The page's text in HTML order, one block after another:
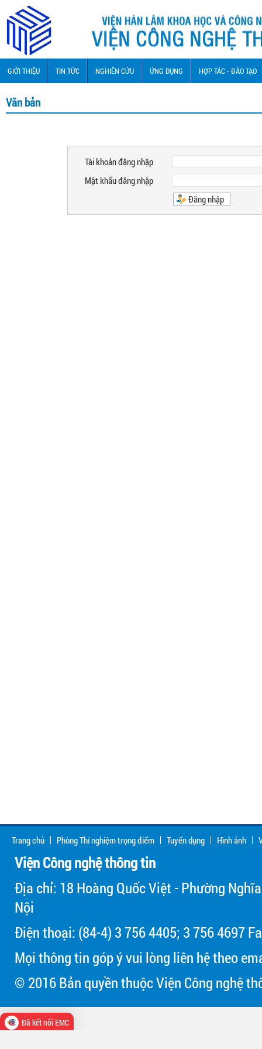
GIỚI THIỆU TIN TỨC NGHIÊN CỨU ỨNG DỤNG HỢP TÁC - ĐÀO TẠO
Văn bản
Tài khoản đăng nhập
Mật khẩu đăng nhập
Đăng nhập
Trang chủ Phòng Thí nghiệm trọng điểm Tuyển dụng Hình ảnh
Viện Công nghệ thông tin
Địa chỉ: 18 Hoàng Quốc Việt - Phường
Nội
Điện thoại: (84-4) 3 756 4405; 3 756 4697
Mọi thông tin góp ý vui lòng liên hệ theo
© 2016 Bản quyền thuộc Viện Công nghệ
Đã kết nối EMC